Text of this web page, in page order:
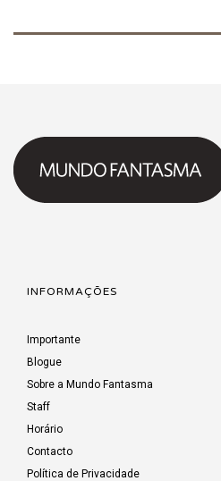
INFORMAÇÕES
Importante
Blogue
Sobre a Mundo Fantasma
Staff
Horário
Contacto
Política de Privacidade